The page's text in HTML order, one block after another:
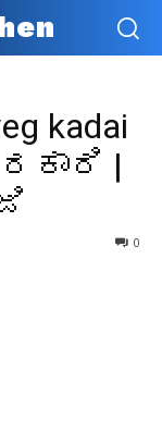
kadai
|
0